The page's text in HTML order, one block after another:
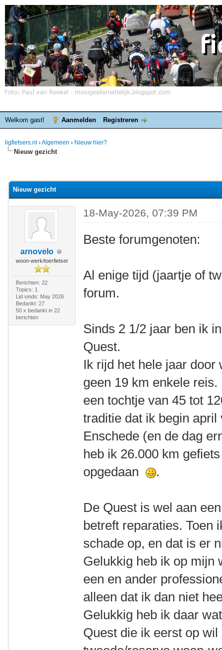
Welkom gast! Aanmelden Registreren
ligfietsers.nl ›Algemeen › Nieuw hier?
Nieuw gezicht
Nieuw gezicht
arnovelo
woon-werk/toerfietser
Berichten: 22
Topics: 1
Lid sinds: May 2026
Bedankt: 27
50 x bedankt in 22
berichten
18-May-2026, 07:39 PM
Beste forumgenoten:
Al enige tijd (jaartje of
forum.
Sinds 2 1/2 jaar ben ik
Quest.
Ik rijd het hele jaar
geen 19 km enkele
een tochtje van 45 tot
traditie dat ik begin
Enschede (en de dag
heb ik 26.000 km
opgedaan
.
De Quest is wel aan
betreft reparaties. Toen
schade op, en dat is er
Gelukkig heb ik op mijn
een en ander
alleen dat ik dan niet
Gelukkig heb ik daar
Quest die ik eerst op